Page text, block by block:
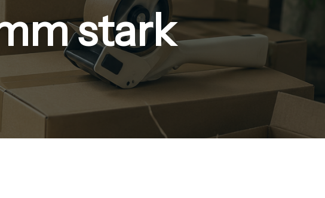
stark